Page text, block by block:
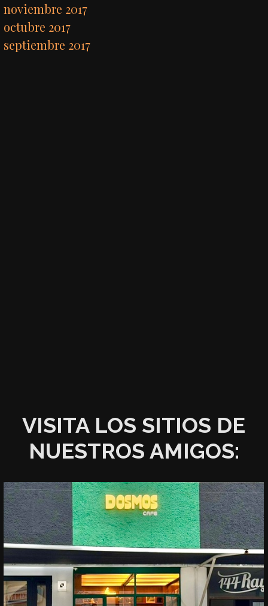
noviembre 2017
octubre 2017
septiembre 2017
VISITA LOS SITIOS DE
NUESTROS AMIGOS: